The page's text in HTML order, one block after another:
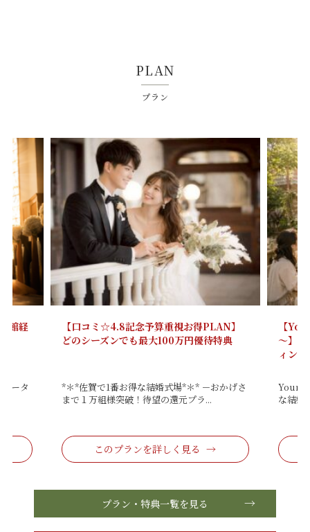
PLAN
プラン
館経
ータ
【口コミ☆4.8記念予算重視お得PLAN】
どのシーズンでも最大100万円優待特典
*＊*佐賀で1番お得な結婚式場*＊* －おかげさ
まで１万組様突破！待望の還元プラ...
このプランを詳しく見る →
【
～】
ィング
Your
な結婚
プラン・特典一覧を見る